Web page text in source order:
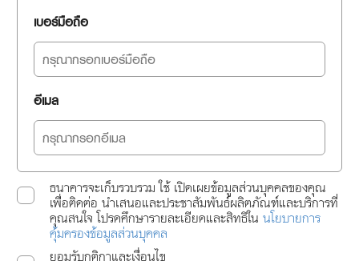
เบอร์มือถือ
อีเมล
ธนาคารจะเก็บรวบรวม ใช้ เปิดเผยข้อมูลส่วนบุคคลของคุณ
เพื่อติดต่อ นำเสนอและประชาสัมพันธ์ผลิตภัณฑ์และบริการที่
คุณสนใจ โปรดศึกษารายละเอียดและสิทธิใน นโยบายการ
คุ้มครองข้อมูลส่วนบุคคล
ยอมรับกติกาและเงื่อนไข